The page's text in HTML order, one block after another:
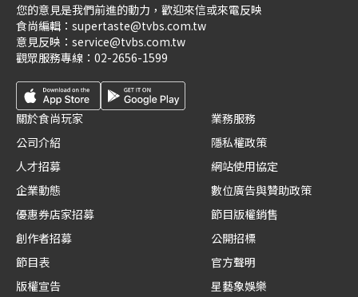
您的意見是我們前進的動力，歡迎來信或來電反映
食尚編輯： supertaste@tvbs.com.tw
意見反映： service@tvbs.com.tw
觀眾服務專線： 02-2656-1599
關於食尚玩家
公司介紹
人才招募
企業動態
優惠券店家招募
創作者招募
節目表
版權宣告
業務服務
隱私權政策
網站使用協定
數位廣告與贊助政策
節目版權銷售
公開招標
官方聲明
星藝象娛樂